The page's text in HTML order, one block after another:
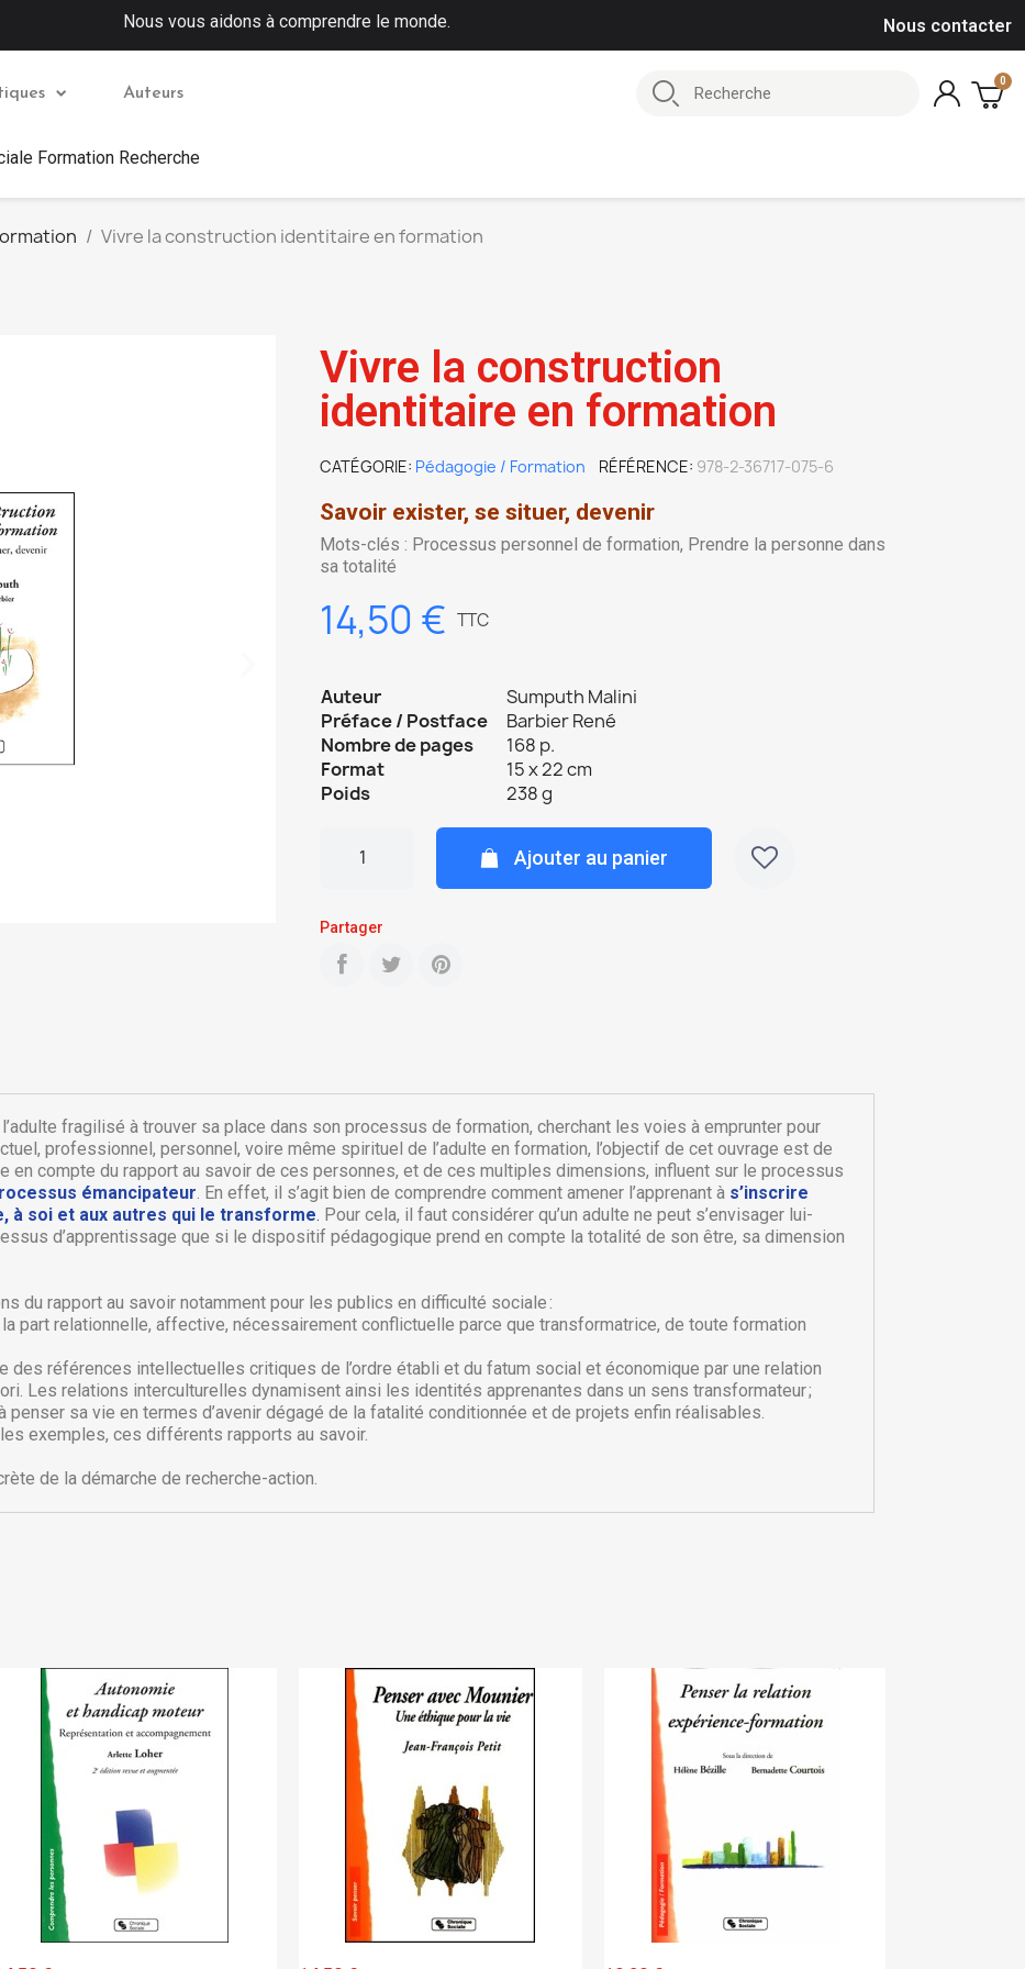
Ajouter à ma liste d'envies ×
add_circle_outline
Créer une liste d'envies ×
Nom de la liste d'envies
Annuler Créer une liste d'envies
Connexion ×
Vous devez être connecté pour ajouter des produits à votre liste
d'envies.
Nous vous aidons à comprendre le monde. Nous contacter
Auteurs
Formation Recherche
Vivre la construction identitaire en formation
Vivre la construction
identitaire en formation
CATÉGORIE Pédagogie / Formation RÉFÉRENCE 978-2-36717-075-6
Savoir exister, se situer, devenir
Mots-clés : Processus personnel de formation, Prendre la personne dans
sa totalité
14,50 € TTC
Auteur
Sumputh Malini
Préface / Postface
Barbier René
Nombre de pages
168 p.
Format
15 x 22 cm
Poids
238 g
Ajouter au panier
Partager
fragilisé à trouver sa place dans son processus de formation, cherchant les voies à emprunter pour
professionnel, personnel, voire même spirituel de l’adulte en formation, l’objectif de cet ouvrage est de
en compte du rapport au savoir de ces personnes, et de ces multiples dimensions, influent sur le processus
émancipateur. En effet, il s’agit bien de comprendre comment amener l’apprenant à s’inscrire
à soi et aux autres qui le transforme. Pour cela, il faut considérer qu’un adulte ne peut s’envisager lui-
d’apprentissage que si le dispositif pédagogique prend en compte la totalité de son être, sa dimension
du rapport au savoir notamment pour les publics en difficulté sociale :
part relationnelle, affective, nécessairement conflictuelle parce que transformatrice, de toute formation
des références intellectuelles critiques de l’ordre établi et du fatum social et économique par une relation
Les relations interculturelles dynamisent ainsi les identités apprenantes dans un sens transformateur ;
penser sa vie en termes d’avenir dégagé de la fatalité conditionnée et de projets enfin réalisables.
exemples, ces différents rapports au savoir.
de la démarche de recherche-action.